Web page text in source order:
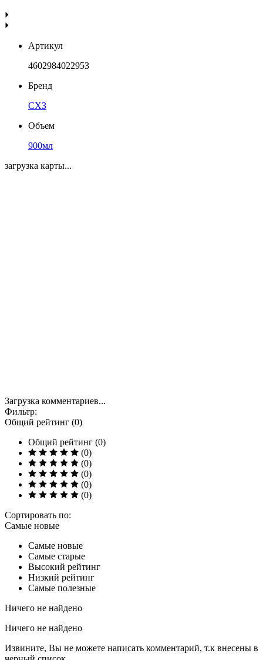
Артикул
4602984022953
Бренд
СХЗ
Объем
900мл
загрузка карты...
Загрузка комментариев...
Фильтр:
Общий рейтинг (0)
Общий рейтинг (0)
(0)
(0)
(0)
(0)
(0)
Сортировать по:
Самые новые
Самые новые
Самые старые
Высокий рейтинг
Низкий рейтинг
Самые полезные
Ничего не найдено
Ничего не найдено
Извините, Вы не можете написать комментарий, т.к внесены в